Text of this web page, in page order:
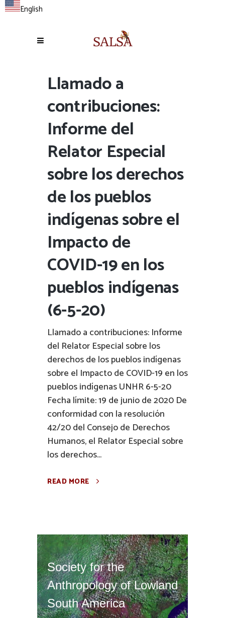
English
Llamado a
contribuciones:
Informe del
Relator Especial
sobre los derechos
de los pueblos
indígenas sobre el
Impacto de
COVID-19 en los
pueblos indígenas
(6-5-20)
Llamado a contribuciones: Informe
del Relator Especial sobre los
derechos de los pueblos indígenas
sobre el Impacto de COVID-19 en los
pueblos indígenas UNHR 6-5-20
Fecha límite: 19 de junio de 2020 De
conformidad con la resolución
42/20 del Consejo de Derechos
Humanos, el Relator Especial sobre
los derechos...
READ MORE
Society for the
Anthropology of Lowland
South America